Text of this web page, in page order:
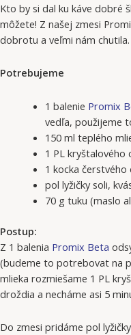
Kto by si dal ku káve dobré
môžete! Z našej zmesi
dobrotu a veľmi nám chutila.
Potrebujeme
1 balenie Promix
vedľa, použijeme
150 ml teplého
1 PL kryštalového
1 kocka čerstvého
pol lyžičky soli,
70 g tuku (maslo
Postup:
Z 1 balenia Promix Beta
(budeme to potrebovat na
mlieka rozmiešame 1 PL
droždia a necháme asi 5
Do zmesi pridáme pol